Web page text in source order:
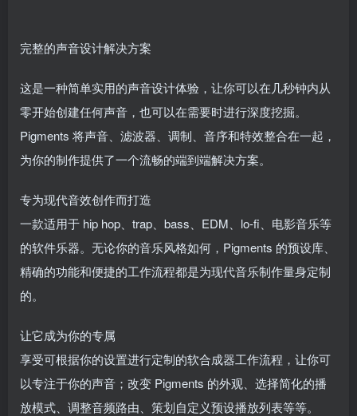
完整的声音设计解决方案
这是一种简单实用的声音设计体验，让你可以在几秒钟内从
零开始创建任何声音，也可以在需要时进行深度挖掘。
Pigments 将声音、滤波器、调制、音序和特效整合在一起，
为你的制作提供了一个流畅的端到端解决方案。
专为现代音效创作而打造
一款适用于 hip hop、trap、bass、EDM、lo-fi、电影音乐等
的软件乐器。无论你的音乐风格如何，Pigments 的预设库、
精确的功能和便捷的工作流程都是为现代音乐制作量身定制
的。
让它成为你的专属
享受可根据你的设置进行定制的软合成器工作流程，让你可
以专注于你的声音；改变 Pigments 的外观、选择简化的播
放模式、调整音频路由、策划自定义预设播放列表等等。